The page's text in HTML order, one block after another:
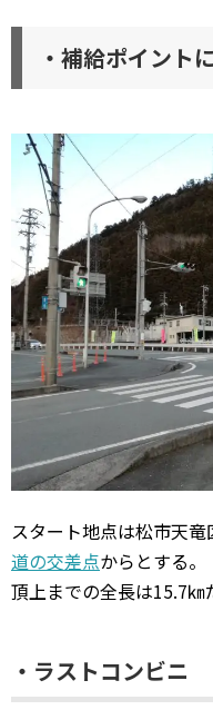
・補給ポイント
スタート地点は松市天竜
道の交差点からとする。
頂上までの全長は15.7㎞
・ラストコンビニ